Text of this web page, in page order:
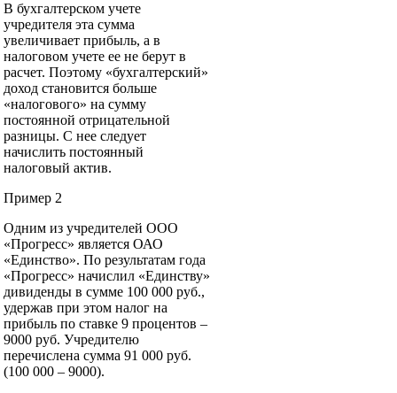
В бухгалтерском учете
учредителя эта сумма
увеличивает прибыль, а в
налоговом учете ее не берут в
расчет. Поэтому «бухгалтерский»
доход становится больше
«налогового» на сумму
постоянной отрицательной
разницы. С нее следует
начислить постоянный
налоговый актив.
Пример 2
Одним из учредителей ООО
«Прогресс» является ОАО
«Единство». По результатам года
«Прогресс» начислил «Единству»
дивиденды в сумме 100 000 руб.,
удержав при этом налог на
прибыль по ставке 9 процентов –
9000 руб. Учредителю
перечислена сумма 91 000 руб.
(100 000 – 9000).